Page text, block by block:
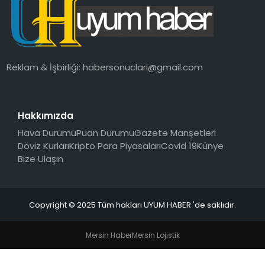
SAĞLIK
MAGAZIN
Reklam & İşbirliği:habersonuclari@gmail.com
Hakkımızda
Hava DurumuPuan DurumuGazete Manşetleri
Döviz KurlarıKripto Para PiyasalarıCovid 19Künye
Bize Ulaşın
Copyright © 2025 Tüm hakları UYUM HABER 'de saklıdır.
Mersin HaberMersin Lojistik